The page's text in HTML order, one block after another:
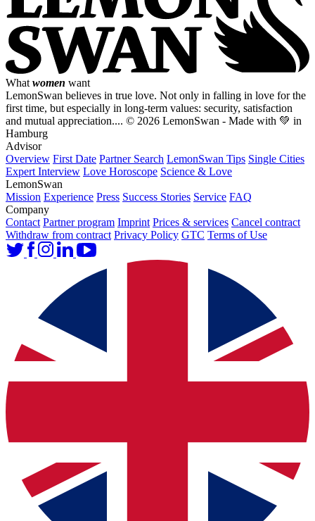
What women want
LemonSwan believes in true love. Not only in falling in love for the
first time, but especially in long-term values: security, satisfaction
and mutual appreciation.... © 2026 LemonSwan - Made with 💚 in
Hamburg
Advisor
Overview First Date Partner Search LemonSwan Tips Single Cities
Expert Interview Love Horoscope Science & Love
LemonSwan
Mission Experience Press Success Stories Service FAQ
Company
Contact Partner program Imprint Prices & services Cancel contract
Withdraw from contract Privacy Policy GTC Terms of Use